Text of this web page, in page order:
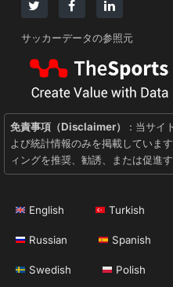
サッカーデータの参照元
免責事項（Disclaimer）
: 当サイ
よび統計情報のみを掲載していま
ィングを推奨、勧誘、または促進
English Turkish
Russian Spanish
Swedish Polish